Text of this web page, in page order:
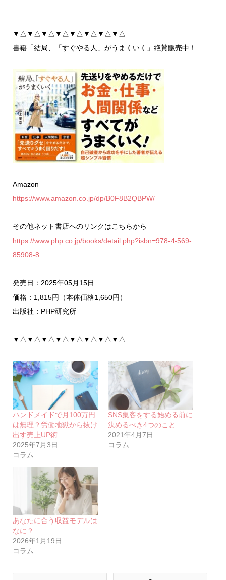
▼△▼△▼△▼△▼△▼△▼△▼△
書籍「結局、「すぐやる人」がうまくいく」絶賛販売中！
Amazon
https://www.amazon.co.jp/dp/B0F8B2QBPW/
その他ネット書店へのリンクはこちらから
https://www.php.co.jp/books/detail.php?isbn=978-4-569-
85908-8
発売日：2025年05月15日
価格：1,815円（本体価格1,650円）
出版社：PHP研究所
▼△▼△▼△▼△▼△▼△▼△▼△
ハンドメイドで月100万円
は無理？労働地獄から抜け
出す売上UP術
2025年7月3日
コラム
SNS集客をする始める前に
決めるべき4つのこと
2021年4月7日
コラム
あなたに合う収益モデルは
なに？
2026年1月19日
コラム